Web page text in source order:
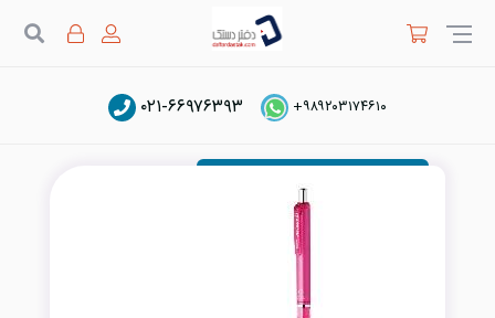
+۹۸۹۲۰۳۱۷۴۶۱۰ ۰۲۱-۶۶۹۷۶۳۹۳
مداد نوکی فانتزی دخترانه و پسرانه